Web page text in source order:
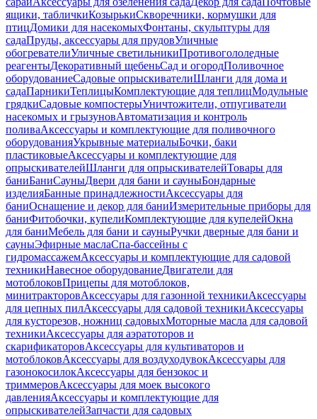
ящики, табличкиКозырькиСкворечники, кормушки для
птицДомики для насекомыхФонтаны, скульптуры для
садаПруды, аксессуары для прудовУличные
обогревателиУличные светильникиПротивогололедные
реагентыДекоративный щебеньСад и огородПоливочное
оборудованиеСадовые опрыскивателиШланги для дома и
садаПарникиТеплицыКомплектующие для теплицМодульные
грядкиСадовые компостерыУничтожители, отпугиватели
насекомых и грызуновАвтоматизация и контроль
поливаАксессуары и комплектующие для поливочного
оборудованияУкрывные материалыБочки, баки
пластиковыеАксессуары и комплектующие для
опрыскивателейШланги для опрыскивателейТовары для
баниБаниСауныДвери для бани и сауныБондарные
изделияБанные принадлежностиАксессуары для
баниОснащение и декор для баниИзмерительные приборы для
баниФитобочки, купелиКомплектующие для купелейОкна
для баниМебель для бани и сауныРучки дверные для бани и
сауныЭфирные маслаСпа-бассейны с
гидромассажемАксессуары и комплектующие для садовой
техникиНавесное оборудованиеДвигатели для
мотоблоковПрицепы для мотоблоков,
минитракторовАксессуары для газонной техникиАксессуары
для цепных пилАксессуары для садовой техникиАксессуары
для кусторезов, ножниц садовыхМоторные масла для садовой
техникиАксессуары для аэратоторов и
скарификаторовАксессуары для культиваторов и
мотоблоковАксессуары для воздуходувокАксессуары для
газонокосилокАксессуары для бензокос и
триммеровАксессуары для моек высокого
давленияАксессуары и комплектующие для
опрыскивателейЗапчасти для садовых